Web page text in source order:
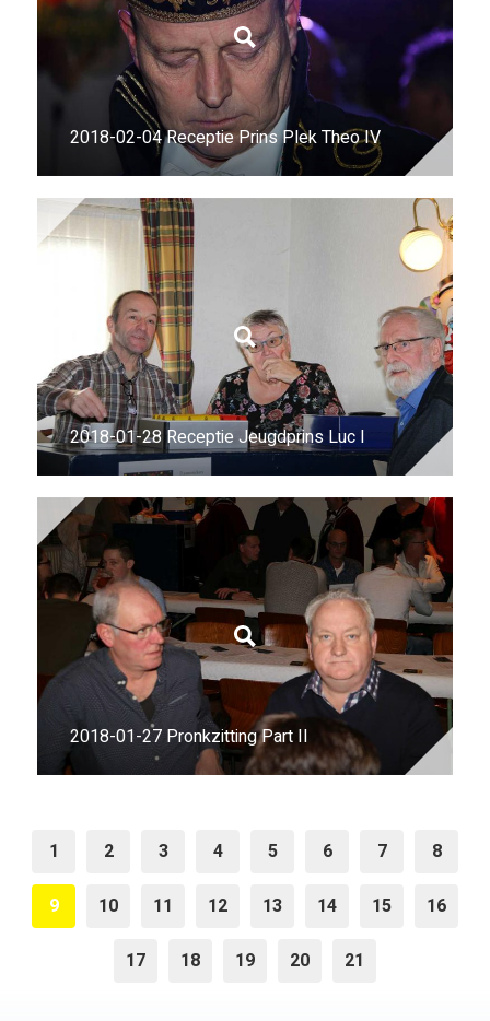
2018-02-04 Receptie Prins Plek Theo IV
2018-01-28 Receptie Jeugdprins Luc I
2018-01-27 Pronkzitting Part II
1 2 3 4 5 6 7 8
9 10 11 12 13 14 15 16
17 18 19 20 21